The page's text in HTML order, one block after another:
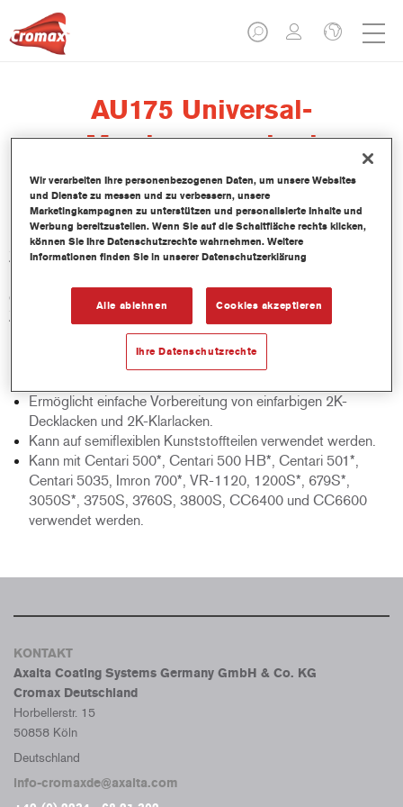
AU175 Universal-
Mattierungsmittel
Das AU175 Universal-Mattierungsmittel ist für die meisten
Zweikomponenten-Deck- und Klarlacke von Cromax geeignet.
einfarbige, Zweikomponenten-Decklacke und
Zweikomponenten-Klarlacke in verschiedenen
Mischverhältnissen, je nach gewünschtem Glanzgrad.
Ermöglicht einfache Vorbereitung von einfarbigen 2K-
Decklacken und 2K-Klarlacken.
Kann auf semiflexiblen Kunststoffteilen verwendet werden.
Kann mit Centari 500*, Centari 500 HB*, Centari 501*,
Centari 5035, Imron 700*, VR-1120, 1200S*, 679S*,
3050S*, 3750S, 3760S, 3800S, CC6400 und CC6600
verwendet werden.
KONTAKT
Axalta Coating Systems Germany GmbH & Co. KG
Cromax Deutschland
Horbellerstr. 15
50858 Köln
Deutschland
info-cromaxde@axalta.com
Wir verarbeiten Ihre personenbezogenen Daten, um unsere Websites
und Dienste zu messen und zu verbessern, unsere
Marketingkampagnen zu unterstützen und personalisierte Inhalte und
Werbung bereitzustellen. Wenn Sie auf die Schaltfläche rechts klicken,
können Sie Ihre Datenschutzrechte wahrnehmen. Weitere
Informationen finden Sie in unserer Datenschutzerklärung
Alle ablehnen Cookies akzeptieren
Ihre Datenschutzrechte